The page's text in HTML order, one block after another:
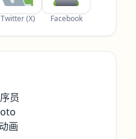
Twitter (X) Facebook